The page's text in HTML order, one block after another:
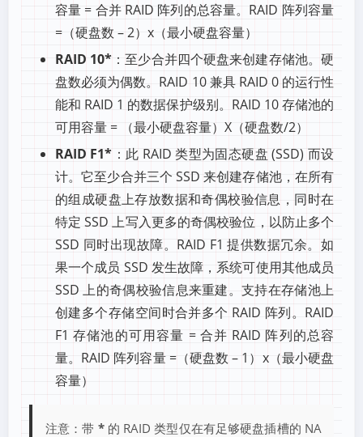
容量 = 合并 RAID 阵列的总容量。RAID 阵列容量
=（硬盘数 – 2）x（最小硬盘容量）
RAID 10* ：至少合并四个硬盘来创建存储池。硬
盘数必须为偶数。RAID 10 兼具 RAID 0 的运行性
能和 RAID 1 的数据保护级别。RAID 10 存储池的
可用容量 = （最小硬盘容量）X（硬盘数/2）
RAID F1* ：此 RAID 类型为固态硬盘 (SSD) 而设
计。它至少合并三个 SSD 来创建存储池，在所有
的组成硬盘上存放数据和奇偶校验信息，同时在
特定 SSD 上写入更多的奇偶校验位，以防止多个
SSD 同时出现故障。RAID F1 提供数据冗余。如
果一个成员 SSD 发生故障，系统可使用其他成员
SSD 上的奇偶校验信息来重建。支持在存储池上
创建多个存储空间时合并多个 RAID 阵列。RAID
F1 存储池的可用容量 = 合并 RAID 阵列的总容
量。RAID 阵列容量 =（硬盘数 – 1）x（最小硬盘
容量）
注意：带 *的 RAID 类型仅在有足够硬盘插槽的 NA